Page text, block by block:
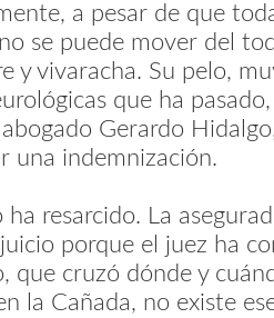
a pesar de que
se puede mover del
y vivaracha. Su pelo,
que ha
Gerardo
una indemnización.
ha resarcido. La
porque el juez ha
que cruzó dónde y
la Cañada, no existe